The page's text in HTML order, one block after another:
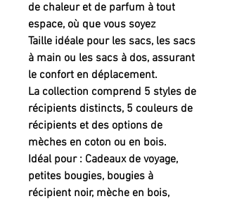
de chaleur et de parfum à tout
espace, où que vous soyez
Taille idéale pour les sacs, les sacs
à main ou les sacs à dos, assurant
le confort en déplacement.
La collection comprend 5 styles de
récipients distincts, 5 couleurs de
récipients et des options de
mèches en coton ou en bois.
Idéal pour : Cadeaux de voyage,
petites bougies, bougies à
récipient noir, mèche en bois,